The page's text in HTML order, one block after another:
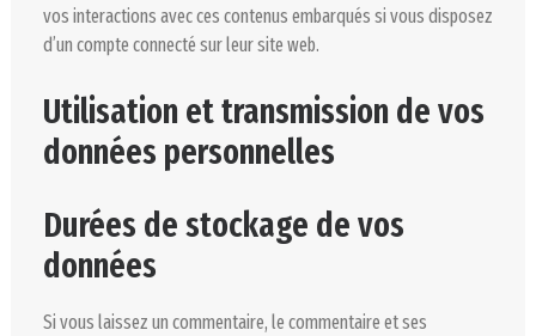
vos interactions avec ces contenus embarqués si vous disposez
d’un compte connecté sur leur site web.
Utilisation et transmission de vos
données personnelles
Durées de stockage de vos
données
Si vous laissez un commentaire, le commentaire et ses